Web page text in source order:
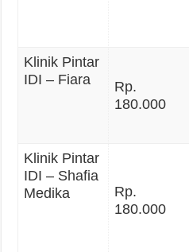
Klinik Pintar
IDI – Fiara
Rp.
180.000
Klinik Pintar
IDI – Shafia
Medika
Rp.
180.000